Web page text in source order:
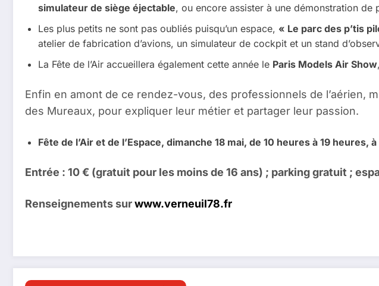
simulateur de siège éjectable, ou encore assister à une démonstration de
Les plus petits ne sont pas oubliés puisqu’un espace, « Le parc des p’tis
atelier de fabrication d’avions, un simulateur de cockpit et un stand
La Fête de l’Air accueillera également cette année le Paris Models Air Show
Enfin en amont de ce rendez-vous, des professionnels de l’aérien,
des Mureaux, pour expliquer leur métier et partager leur passion.
Fête de l’Air et de l’Espace, dimanche 18 mai, de 10 heures à 19 heures,
Entrée : 10 € (gratuit pour les moins de 16 ans) ; parking gratuit ;
Renseignements surwww.verneuil78.fr